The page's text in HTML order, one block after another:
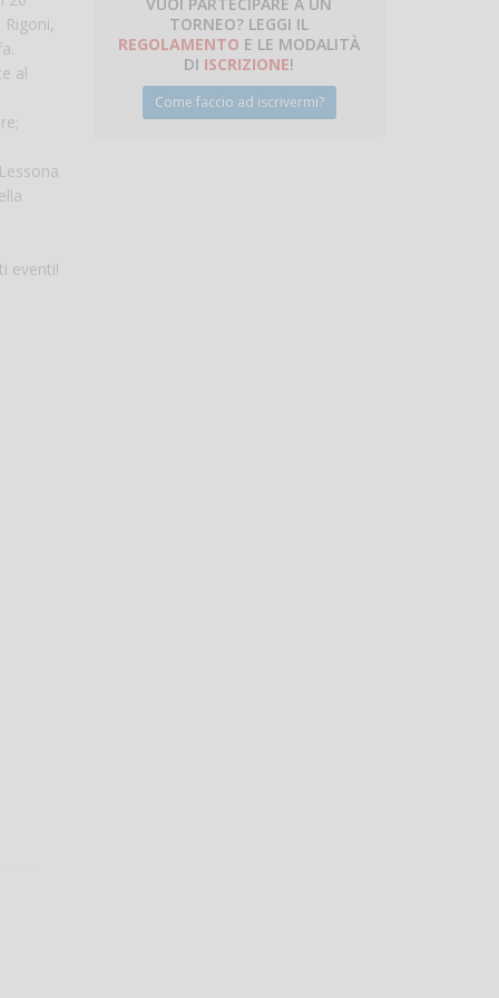
al
eventi!
TORNEO? LEGGI IL
REGOLAMENTO E LE MODALITÀ
DI ISCRIZIONE!
Come faccio ad iscrivermi?